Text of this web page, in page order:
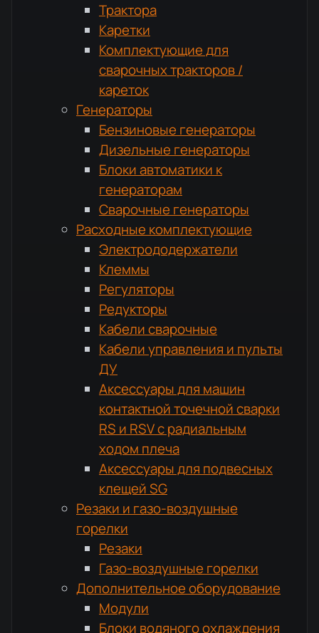
Трактора
Каретки
Комплектующие для
сварочных тракторов /
кареток
Генераторы
Бензиновые генераторы
Дизельные генераторы
Блоки автоматики к
генераторам
Сварочные генераторы
Расходные комплектующие
Электрододержатели
Клеммы
Регуляторы
Редукторы
Кабели сварочные
Кабели управления и пульты
ДУ
Аксессуары для машин
контактной точечной сварки
RS и RSV с радиальным
ходом плеча
Аксессуары для подвесных
клещей SG
Резаки и газо-воздушные
горелки
Резаки
Газо-воздушные горелки
Дополнительное оборудование
Модули
Блоки водяного охлаждения